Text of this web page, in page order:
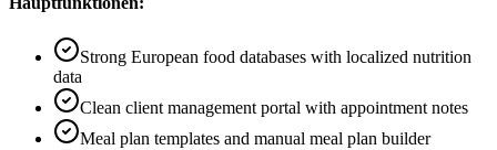
Strong European food databases with localized nutrition
data
Clean client management portal with appointment notes
Meal plan templates and manual meal plan builder